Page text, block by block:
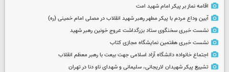
اقامه نماز بر پیکر امام شهید امت
آیین وداع مردم با پیکر مطهر رهبر شهید انقلاب در مصلی امام خمینی (ره)
نشست خبری سخنگوی ستاد بزرگداشت عروج خونین رهبر شهید
نشست خبری هفتمین نمایشگاه مجازی کتاب
اجتماع خانواده دانشگاه آزاد اسلامی جهت بیعت با رهبر معظم انقلاب
تشییع پیکر شهیدان لاریجانی، سلیمانی و شهدای ناو دنا در تهران